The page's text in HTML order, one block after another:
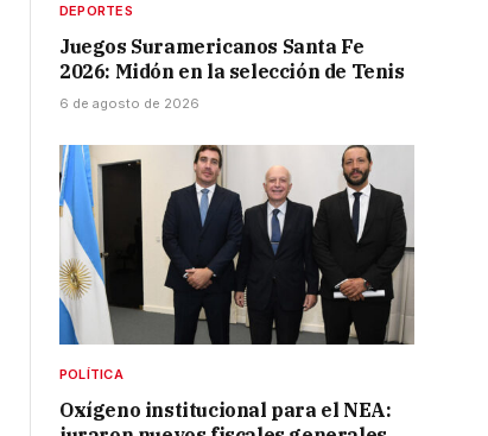
DEPORTES
Juegos Suramericanos Santa Fe
2026: Midón en la selección de Tenis
6 de agosto de 2026
POLÍTICA
Oxígeno institucional para el NEA: